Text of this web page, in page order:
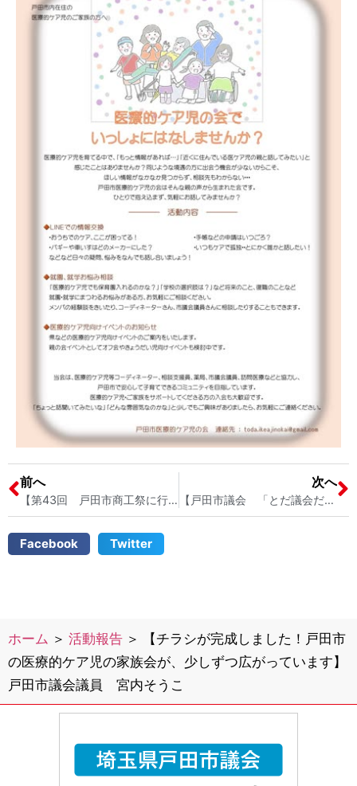
前へ
【第43回 戸田市商工祭に行きました】戸田市議会議員 宮内そうこ
次へ
【戸田市議会 「とだ議会だより」 発行のお知らせ】戸田市議会議員 宮内そうこ
Facebook Twitter
ホーム ＞ 活動報告 ＞
【チラシが完成しました！戸田市
の医療的ケア児の家族会が、少しずつ広がっています】
戸田市議会議員 宮内そうこ